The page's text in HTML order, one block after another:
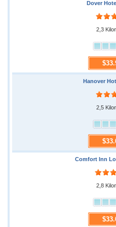
Dover
2,3
Hanover
2,5
Comfort Inn
2,8